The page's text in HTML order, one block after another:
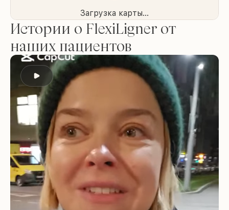
Загрузка карты...
Истории о FlexiLigner от
наших пациентов